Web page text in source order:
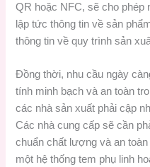
QR hoặc NFC, sẽ cho phép
lập tức thông tin về sản
thông tin về quy trình sản
Đồng thời, nhu cầu ngày
tính minh bạch và an toàn
các nhà sản xuất phải cập
Các nhà cung cấp sẽ cần
chuẩn chất lượng và an
một hệ thống tem phụ linh